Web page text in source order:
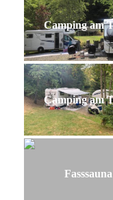
Camping am
Camping am
Fasssauna